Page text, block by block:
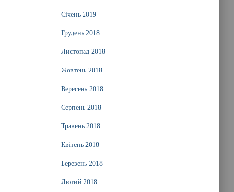
Січень 2019
Грудень 2018
Листопад 2018
Жовтень 2018
Вересень 2018
Серпень 2018
Травень 2018
Квітень 2018
Березень 2018
Лютий 2018